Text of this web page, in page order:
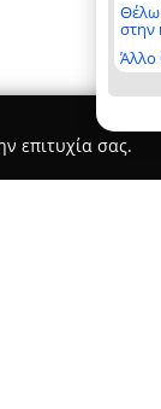
Θέλω
στην
Άλλο
επιτυχία σας.